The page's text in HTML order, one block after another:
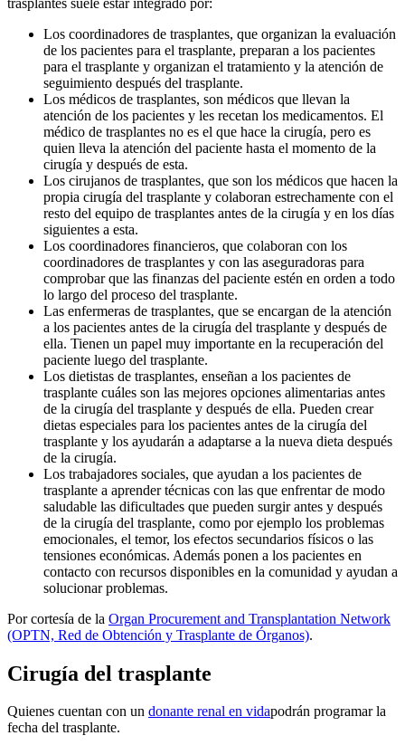
Los coordinadores de trasplantes, que organizan la evaluación
de los pacientes para el trasplante, preparan a los pacientes
para el trasplante y organizan el tratamiento y la atención de
seguimiento después del trasplante.
Los médicos de trasplantes, son médicos que llevan la
atención de los pacientes y les recetan los medicamentos. El
médico de trasplantes no es el que hace la cirugía, pero es
quien lleva la atención del paciente hasta el momento de la
cirugía y después de esta.
Los cirujanos de trasplantes, que son los médicos que hacen la
propia cirugía del trasplante y colaboran estrechamente con el
resto del equipo de trasplantes antes de la cirugía y en los días
siguientes a esta.
Los coordinadores financieros, que colaboran con los
coordinadores de trasplantes y con las aseguradoras para
comprobar que las finanzas del paciente estén en orden a todo
lo largo del proceso del trasplante.
Las enfermeras de trasplantes, que se encargan de la atención
a los pacientes antes de la cirugía del trasplante y después de
ella. Tienen un papel muy importante en la recuperación del
paciente luego del trasplante.
Los dietistas de trasplantes, enseñan a los pacientes de
trasplante cuáles son las mejores opciones alimentarias antes
de la cirugía del trasplante y después de ella. Pueden crear
dietas especiales para los pacientes antes de la cirugía del
trasplante y los ayudarán a adaptarse a la nueva dieta después
de la cirugía.
Los trabajadores sociales, que ayudan a los pacientes de
trasplante a aprender técnicas con las que enfrentar de modo
saludable las dificultades que pueden surgir antes y después
de la cirugía del trasplante, como por ejemplo los problemas
emocionales, el temor, los efectos secundarios físicos o las
tensiones económicas. Además ponen a los pacientes en
contacto con recursos disponibles en la comunidad y ayudan a
solucionar problemas.
Por cortesía de la Organ Procurement and Transplantation Network
(OPTN, Red de Obtención y Trasplante de Órganos).
Cirugía del trasplante
Quienes cuentan con un donante renal en vidapodrán programar la
fecha del trasplante.